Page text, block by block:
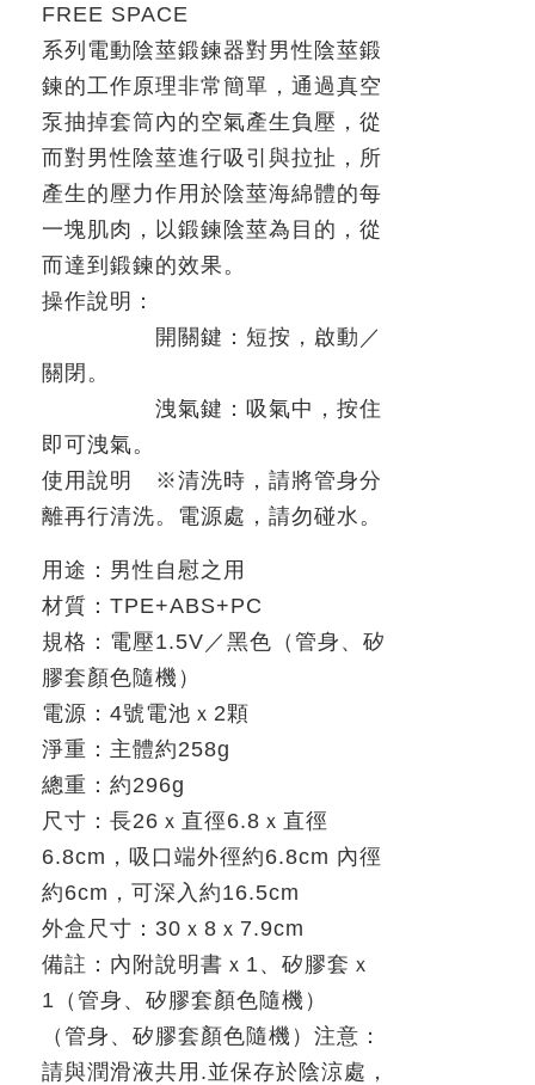
FREE SPACE
系列電動陰莖鍛鍊器對男性陰莖鍛
鍊的工作原理非常簡單，通過真空
泵抽掉套筒內的空氣產生負壓，從
而對男性陰莖進行吸引與拉扯，所
產生的壓力作用於陰莖海綿體的每
一塊肌肉，以鍛鍊陰莖為目的，從
而達到鍛鍊的效果。
操作說明 ：
開關鍵：短按，啟動／
關閉。
洩氣鍵：吸氣中，按住
即可洩氣。
使用說明
※清洗時，請將管身分
離再行清洗。電源處，請勿碰水。
用途：男性自慰之用
材質： TPE+ABS+PC
規格：電壓1.5V ／黑色（管身、矽
膠套顏色隨機）
電源： 4號電池ｘ 2顆
淨重：主體約258g
總重：約296g
尺寸：長26 ｘ 直徑6.8 ｘ 直徑
6.8cm ，吸口端外徑約6.8cm 內徑
約6cm ，可深入約16.5cm
外盒尺寸： 30 ｘ 8 ｘ 7.9cm
備註：內附說明書ｘ 1 、矽膠套ｘ
1（管身、矽膠套顏色隨機）
（管身、矽膠套顏色隨機） 注意：
請與潤滑液共用 .並保存於陰涼處，